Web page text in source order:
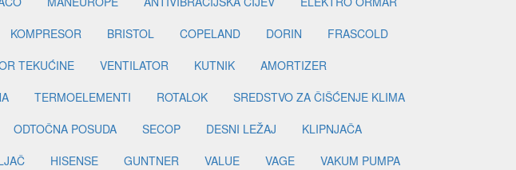
KOMPRESOR BRISTOL COPELAND DORIN
FRASCOLD
TEKUĆINE VENTILATOR KUTNIK
AMORTIZER
TERMOELEMENTI ROTALOK
SREDSTVO ZA ČIŠĆENJE KLIMA
ODTOČNA POSUDA SECOP DESNI LEŽAJ
KLIPNJAČA
HISENSE GUNTNER VALUE VAGE
VAKUM PUMPA